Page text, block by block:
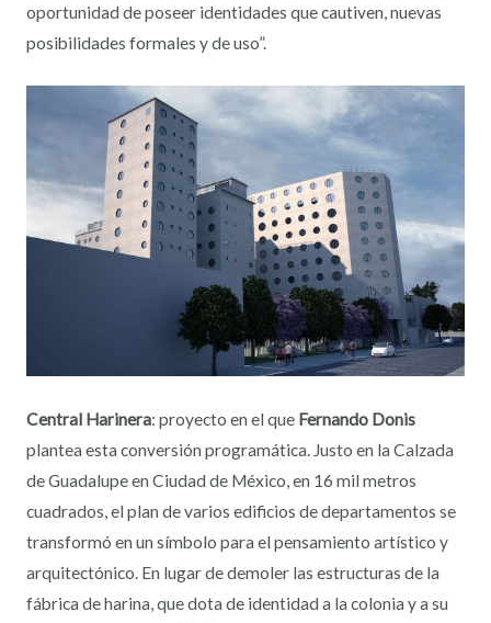
oportunidad de poseer identidades que cautiven, nuevas
posibilidades formales y de uso”.
Central Harinera: proyecto en el que Fernando Donis
plantea esta conversión programática. Justo en la Calzada
de Guadalupe en Ciudad de México, en 16 mil metros
cuadrados, el plan de varios edificios de departamentos se
transformó en un símbolo para el pensamiento artístico y
arquitectónico. En lugar de demoler las estructuras de la
fábrica de harina, que dota de identidad a la colonia y a su